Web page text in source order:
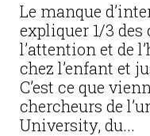
Le manque
expliquer 1/3 des
l’attention et de
chez l’enfant et
C’est ce que
chercheurs de
University, du...